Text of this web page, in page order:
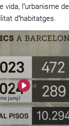
vida, l’urbanisme
d’habitatges.